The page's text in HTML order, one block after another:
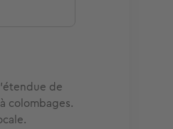
de
colombages.